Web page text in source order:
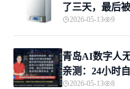
了三天，最后
2026-05-13 9
青岛AI数字人
亲测：24小时
2026-05-13 8